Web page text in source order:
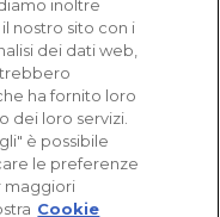
inoltre
nostro sito con i
dei dati web,
ha fornito loro
dei loro servizi.
è possibile
le preferenze
maggiori
Cookie